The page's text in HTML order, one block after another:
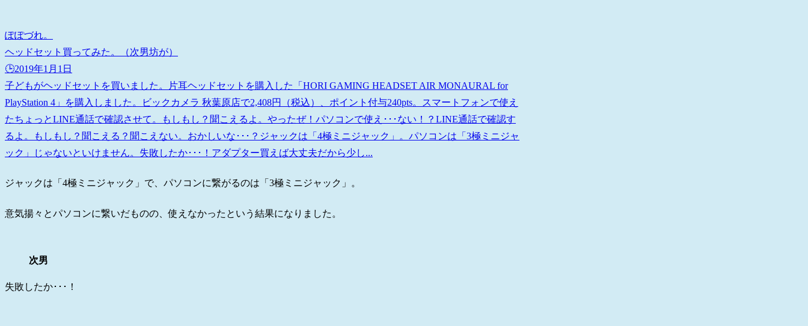
ぽぽづれ。
ヘッドセット買ってみた。（次男坊が）
🕒️2019年1月1日
子どもがヘッドセットを買いました。片耳ヘッドセットを購入した「HORI GAMING HEADSET AIR MONAURAL for
PlayStation 4」を購入しました。ビックカメラ 秋葉原店で2,408円（税込）、ポイント付与240pts。スマートフォンで使え
たちょっとLINE通話で確認させて。もしもし？聞こえるよ。やったぜ！パソコンで使え･･･ない！？LINE通話で確認す
るよ。もしもし？聞こえる？聞こえない。おかしいな･･･？ジャックは「4極ミニジャック」。パソコンは「3極ミニジャ
ック」じゃないといけません。失敗したか･･･！アダプター買えば大丈夫だから少し...
ジャックは「4極ミニジャック」で、パソコンに繋がるのは「3極ミニジャック」。
意気揚々とパソコンに繋いだものの、使えなかったという結果になりました。
次男
失敗したか･･･！